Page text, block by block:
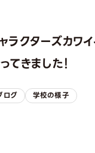
ラクターズカワ
てきました！
ログ
学校の様子